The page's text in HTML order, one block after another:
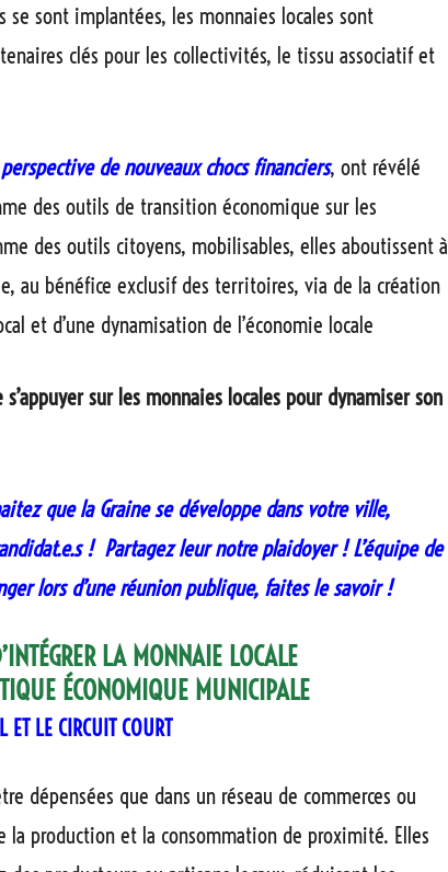
sont implantées, les monnaies locales sont
clés pour les collectivités, le tissu associatif et
de nouveaux chocs financiers, ont révélé
des outils de transition économique sur les
des outils citoyens, mobilisables, elles aboutissent à
au bénéfice exclusif des territoires, via de la création
et d’une dynamisation de l’économie locale
sur les monnaies locales pour dynamiser son
que la Graine se développe dans votre ville,
! Partagez leur notre plaidoyer ! L’équipe de
lors d’une réunion publique, faites le savoir !
LA MONNAIE LOCALE
ÉCONOMIQUE MUNICIPALE
ET LE CIRCUIT COURT
dépensées que dans un réseau de commerces ou
la production et la consommation de proximité. Elles